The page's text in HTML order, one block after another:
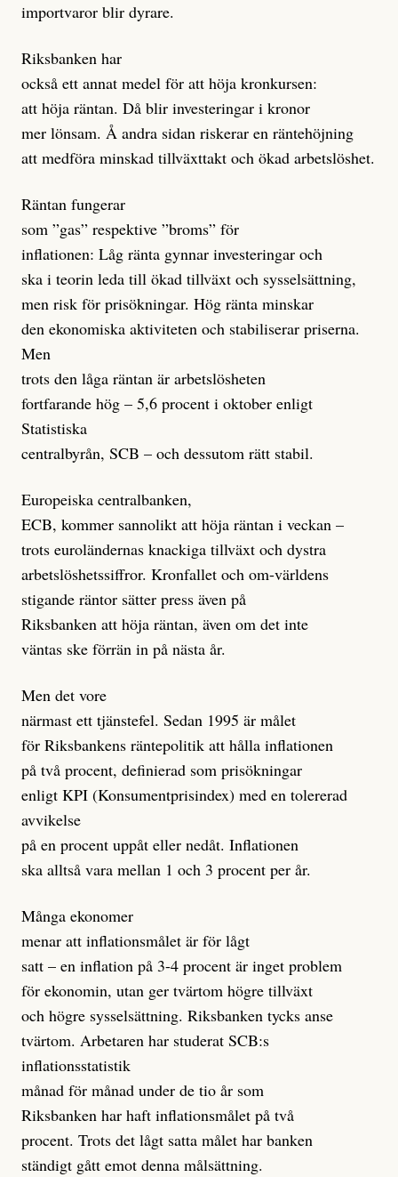
importvaror blir dyrare.
Riksbanken har
också ett annat medel för att höja kronkursen:
att höja räntan. Då blir investeringar i kronor
mer lönsam. Å andra sidan riskerar en räntehöjning
att medföra minskad tillväxttakt och ökad arbetslöshet.
Räntan fungerar
som ”gas” respektive ”broms” för
inflationen: Låg ränta gynnar investeringar och
ska i teorin leda till ökad tillväxt och sysselsättning,
men risk för prisökningar. Hög ränta minskar
den ekonomiska aktiviteten och stabiliserar priserna.
Men
trots den låga räntan är arbetslösheten
fortfarande hög – 5,6 procent i oktober enligt
Statistiska
centralbyrån, SCB – och dessutom rätt stabil.
Europeiska centralbanken,
ECB, kommer sannolikt att höja räntan i veckan –
trots euroländernas knackiga tillväxt och dystra
arbetslöshetssiffror. Kronfallet och om-världens
stigande räntor sätter press även på
Riksbanken att höja räntan, även om det inte
väntas ske förrän in på nästa år.
Men det vore
närmast ett tjänstefel. Sedan 1995 är målet
för Riksbankens räntepolitik att hålla inflationen
på två procent, definierad som prisökningar
enligt KPI (Konsumentprisindex) med en tolererad
avvikelse
på en procent uppåt eller nedåt. Inflationen
ska alltså vara mellan 1 och 3 procent per år.
Många ekonomer
menar att inflationsmålet är för lågt
satt – en inflation på 3-4 procent är inget problem
för ekonomin, utan ger tvärtom högre tillväxt
och högre sysselsättning. Riksbanken tycks anse
tvärtom. Arbetaren har studerat SCB:s
inflationsstatistik
månad för månad under de tio år som
Riksbanken har haft inflationsmålet på två
procent. Trots det lågt satta målet har banken
ständigt gått emot denna målsättning.